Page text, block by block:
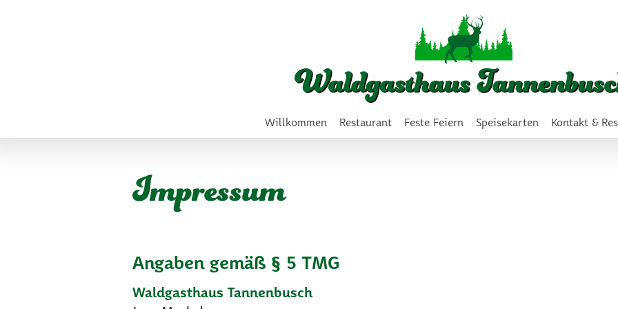
Navigation
überspringen
Navigation
Willkommen Restaurant Feste Feiern Speisekarten Kontakt &
Impressum
Angaben gemäß § 5 TMG
Waldgasthaus Tannenbusch